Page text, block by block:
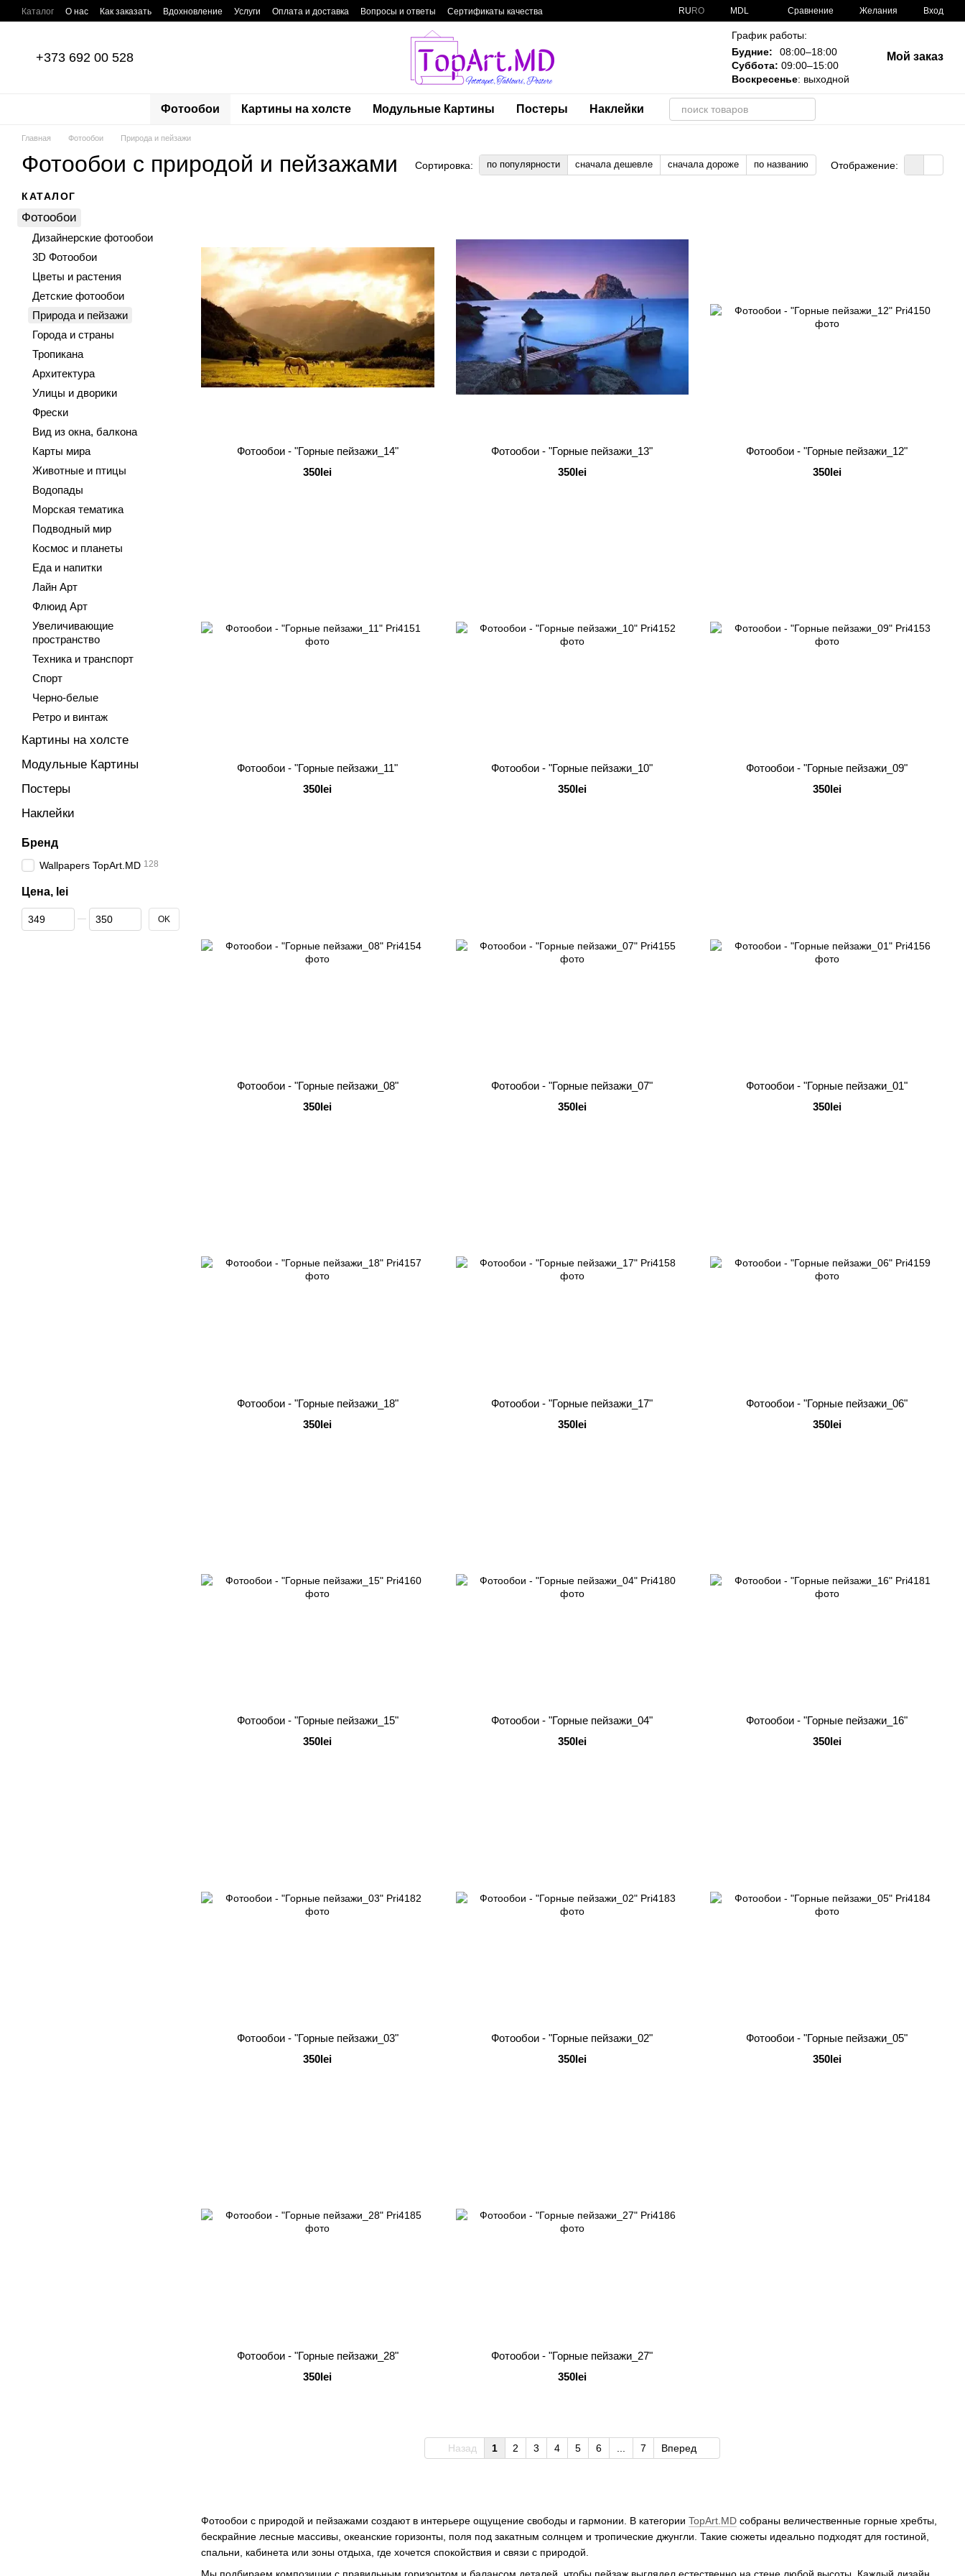
Перейти к основному контенту
Каталог О нас Как заказать Вдохновление Услуги Оплата и доставка Вопросы и ответы
Сертификаты качества
RU RO MDL Сравнение Желания Вход
+373 692 00 528
График работы:
Будние:
08:00–18:00
Суббота: 09:00–15:00
Воскресенье: выходной
Мой заказ
Фотообои Картины на холсте Модульные Картины Постеры Наклейки
Главная Фотообои Природа и пейзажи
Фотообои с природой и пейзажами Сортировка: по популярности сначала дешевле сначала дороже по названию Отображение:
Фотообои с природой и пейзажами создают в интерьере ощущение свободы и гармонии. В категории TopArt.MD собраны величественные горные хребты,
бескрайние лесные массивы, океанские горизонты, поля под закатным солнцем и тропические джунгли. Такие сюжеты идеально подходят для гостиной,
спальни, кабинета или зоны отдыха, где хочется спокойствия и связи с природой.
Фотообои - "Горные пейзажи_14"
350lei
Фотообои - "Горные пейзажи_13"
350lei
Фотообои - "Горные пейзажи_12"
350lei
Фотообои - "Горные пейзажи_11"
350lei
Фотообои - "Горные пейзажи_10"
350lei
Фотообои - "Горные пейзажи_09"
350lei
Фотообои - "Горные пейзажи_08"
350lei
Фотообои - "Горные пейзажи_07"
350lei
Фотообои - "Горные пейзажи_01"
350lei
Фотообои - "Горные пейзажи_18"
350lei
Фотообои - "Горные пейзажи_17"
350lei
Фотообои - "Горные пейзажи_06"
350lei
Фотообои - "Горные пейзажи_15"
350lei
Фотообои - "Горные пейзажи_04"
350lei
Фотообои - "Горные пейзажи_16"
350lei
Фотообои - "Горные пейзажи_03"
350lei
Фотообои - "Горные пейзажи_02"
350lei
Фотообои - "Горные пейзажи_05"
350lei
Фотообои - "Горные пейзажи_28"
350lei
Фотообои - "Горные пейзажи_27"
350lei
Назад 1 2 3 4 5 6 7 Вперед
КАТАЛОГ
Фотообои
Дизайнерские фотообои
3D Фотообои
Цветы и растения
Детские фотообои
Природа и пейзажи
Города и страны
Тропикана
Архитектура
Улицы и дворики
Фрески
Вид из окна, балкона
Карты мира
Животные и птицы
Водопады
Морская тематика
Подводный мир
Космос и планеты
Еда и напитки
Лайн Арт
Флюид Арт
Увеличивающие
пространство
Техника и транспорт
Спорт
Черно-белые
Ретро и винтаж
Картины на холсте
Модульные Картины
Постеры
Наклейки
Бренд
Wallpapers TopArt.MD 128
Цена, lei
От Цена, lei
До Цена, lei OK